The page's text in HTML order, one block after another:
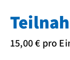
15,00 € pro